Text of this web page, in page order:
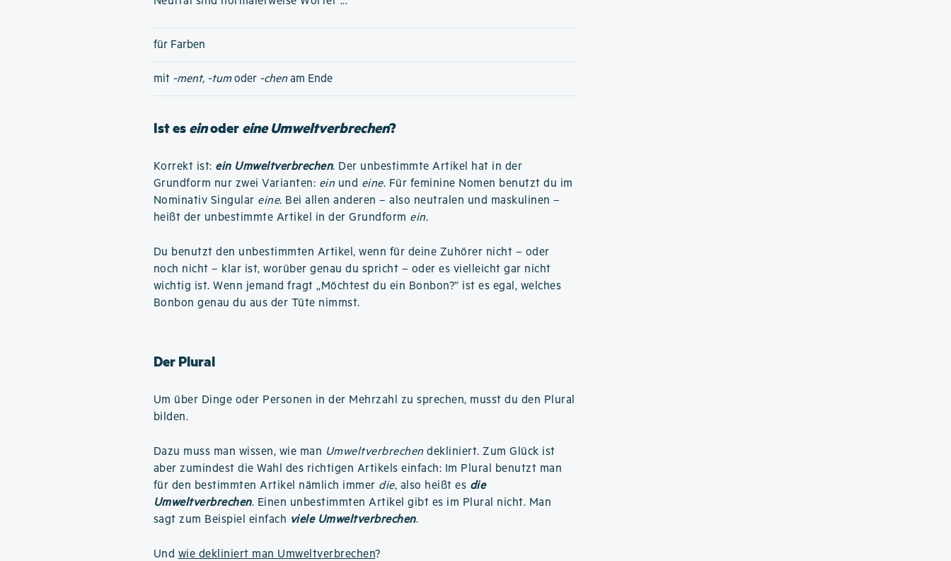
für Farben
mit -ment, -tumoder -chenam Ende
Ist eseinodereine Umweltverbrechen?
Korrekt ist: ein Umweltverbrechen. Der unbestimmte Artikel hat in der
Grundform nur zwei Varianten: ein und eine. Für feminine Nomen benutzt du im
Nominativ Singular eine. Bei allen anderen – also neutralen und maskulinen –
heißt der unbestimmte Artikel in der Grundform ein.
Du benutzt den unbestimmten Artikel, wenn für deine Zuhörer nicht – oder
noch nicht – klar ist, worüber genau du spricht – oder es vielleicht gar nicht
wichtig ist. Wenn jemand fragt „Möchtest du ein Bonbon?” ist es egal, welches
Bonbon genau du aus der Tüte nimmst.
Der Plural
Um über Dinge oder Personen in der Mehrzahl zu sprechen, musst du den Plural
bilden.
Dazu muss man wissen, wie man Umweltverbrechen dekliniert. Zum Glück ist
aber zumindest die Wahl des richtigen Artikels einfach: Im Plural benutzt man
für den bestimmten Artikel nämlich immer die, also heißt es die
Umweltverbrechen. Einen unbestimmten Artikel gibt es im Plural nicht. Man
sagt zum Beispiel einfach viele Umweltverbrechen.
Und wie dekliniert man Umweltverbrechen?